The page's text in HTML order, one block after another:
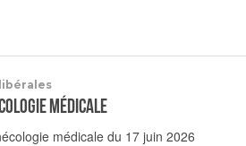
médicale
médicale du 17 juin 2026